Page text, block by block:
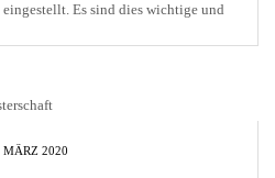
Es sind dies wichtige und
auch unserer Verantwortung […]
MÄRZ 2020